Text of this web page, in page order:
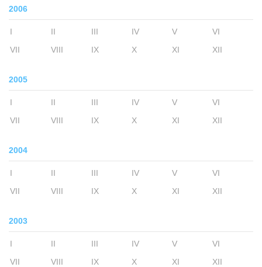
2006
I II III IV V
VI
VII
VIII IX X XI XII
2005
I II III IV V
VI
VII
VIII IX X XI XII
2004
I II III IV V
VI
VII
VIII IX X XI XII
2003
I II III IV V
VI
VII
VIII IX X XI XII